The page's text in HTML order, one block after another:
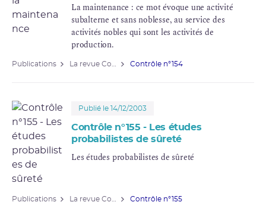
La maintenance : ce mot évoque une activité
subalterne et sans noblesse, au service des
activités nobles qui sont les activités de
production.
Publications Contrôle n°154
Publié le 14/12/2003
Contrôle n°155 - Les études
probabilistes de sûreté
Les études probabilistes de sûreté
Publications Contrôle n°155